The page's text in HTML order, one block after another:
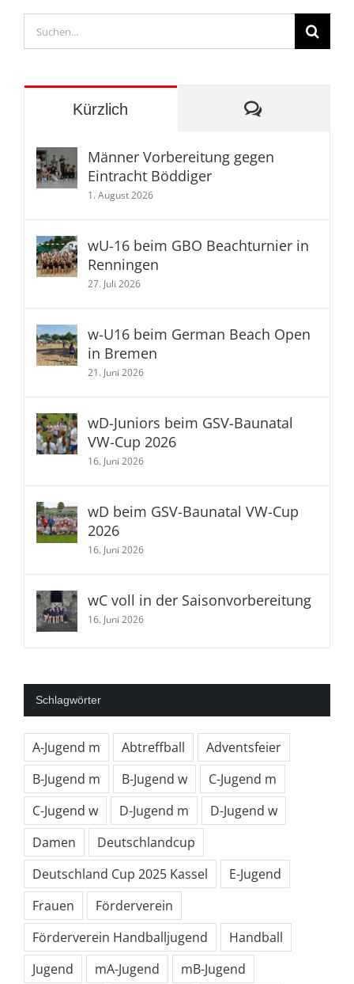
Suche
nach:
Kürzlich Kommentare
Männer Vorbereitung gegen
Eintracht Böddiger
1. August 2026
wU-16 beim GBO Beachturnier in
Renningen
27. Juli 2026
w-U16 beim German Beach Open
in Bremen
21. Juni 2026
wD-Juniors beim GSV-Baunatal
VW-Cup 2026
16. Juni 2026
wD beim GSV-Baunatal VW-Cup
2026
16. Juni 2026
wC voll in der Saisonvorbereitung
16. Juni 2026
Schlagwörter
A-Jugend m Abtreffball
Adventsfeier
B-Jugend m
B-Jugend w
C-Jugend m
C-Jugend w
D-Jugend m
D-Jugend w
Damen
Deutschlandcup
Deutschland Cup 2025 Kassel
E-Jugend
Frauen
Förderverein
Förderverein Handballjugend
Handball
Jugend
mA-Jugend
mB-Jugend